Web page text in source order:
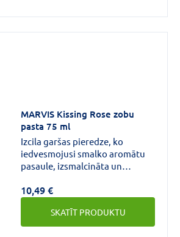
MARVIS Kissing Rose zobu
pasta 75 ml
Izcila garšas pieredze, ko
iedvesmojusi smalko aromātu
pasaule, izsmalcināta un
smaidu ar smaržīgām bulgāru
rozes notīm un svaigu
piparmētru nokrāsu.
10,49 €
SKATĪT PRODUKTU